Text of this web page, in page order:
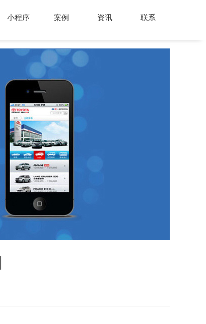
小程序 案例 资讯 联系